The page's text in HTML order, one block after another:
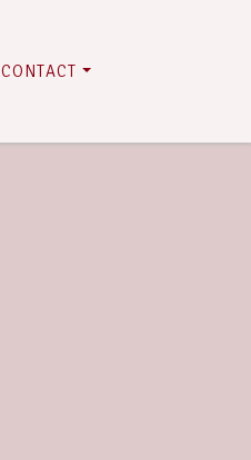
CONTACT